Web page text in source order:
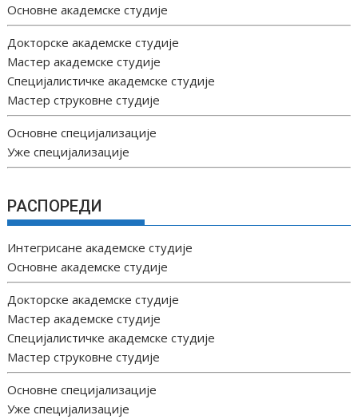
Основне академске студије
Докторске академске студије
Мастер академске студије
Специјалистичке академске студије
Мастер струковне студије
Основне специјализације
Уже специјализације
РАСПОРЕДИ
Интегрисане академске студије
Основне академске студије
Докторске академске студије
Мастер академске студије
Специјалистичке академске студије
Мастер струковне студије
Основне специјализације
Уже специјализације